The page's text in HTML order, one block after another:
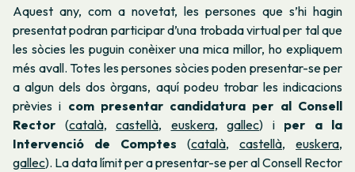
Aquest any, com a novetat, les persones que s’hi hagin
presentat podran participar d’una trobada virtual per tal que
les sòcies les puguin conèixer una mica millor, ho expliquem
més avall. Totes les persones sòcies poden presentar-se per
a algun dels dos òrgans, aquí podeu trobar les indicacions
prèvies i com presentar candidatura per al Consell
Rector (català, castellà, euskera, gallec) i per a la
Intervenció de Comptes (català, castellà, euskera,
gallec). La data límit per a presentar-se per al Consell Rector